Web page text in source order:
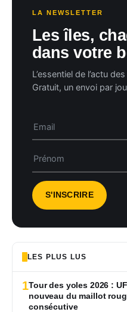
LA NEWSLETTER
Les îles,
dans votre
L’essentiel de l’actu
Gratuit, un envoi par
LES PLUS LUS
1Tour des yoles 2026 :
nouveau du maillot
consécutive